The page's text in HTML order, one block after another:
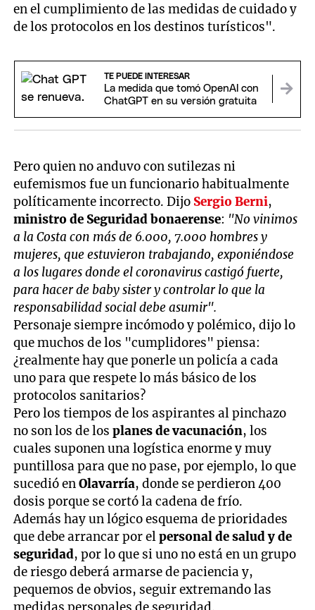
en el cumplimiento de las medidas de cuidado y
de los protocolos en los destinos turísticos".
TE PUEDE INTERESAR
La medida que tomó OpenAI con
ChatGPT en su versión gratuita
Pero quien no anduvo con sutilezas ni
eufemismos fue un funcionario habitualmente
políticamente incorrecto. Dijo Sergio Berni,
ministro de Seguridad bonaerense: "No vinimos
a la Costa con más de 6.000, 7.000 hombres y
mujeres, que estuvieron trabajando, exponiéndose
a los lugares donde el coronavirus castigó fuerte,
para hacer de baby sister y controlar lo que la
responsabilidad social debe asumir".
Personaje siempre incómodo y polémico, dijo lo
que muchos de los "cumplidores" piensa:
¿realmente hay que ponerle un policía a cada
uno para que respete lo más básico de los
protocolos sanitarios?
Pero los tiempos de los aspirantes al pinchazo
no son los de losplanes de vacunación, los
cuales suponen una logística enorme y muy
puntillosa para que no pase, por ejemplo, lo que
sucedió enOlavarría, donde se perdieron 400
dosis porque se cortó la cadena de frío.
Además hay un lógico esquema de prioridades
que debe arrancar por elpersonal de salud y de
seguridad, por lo que si uno no está en un grupo
de riesgo deberá armarse de paciencia y,
pequemos de obvios, seguir extremando las